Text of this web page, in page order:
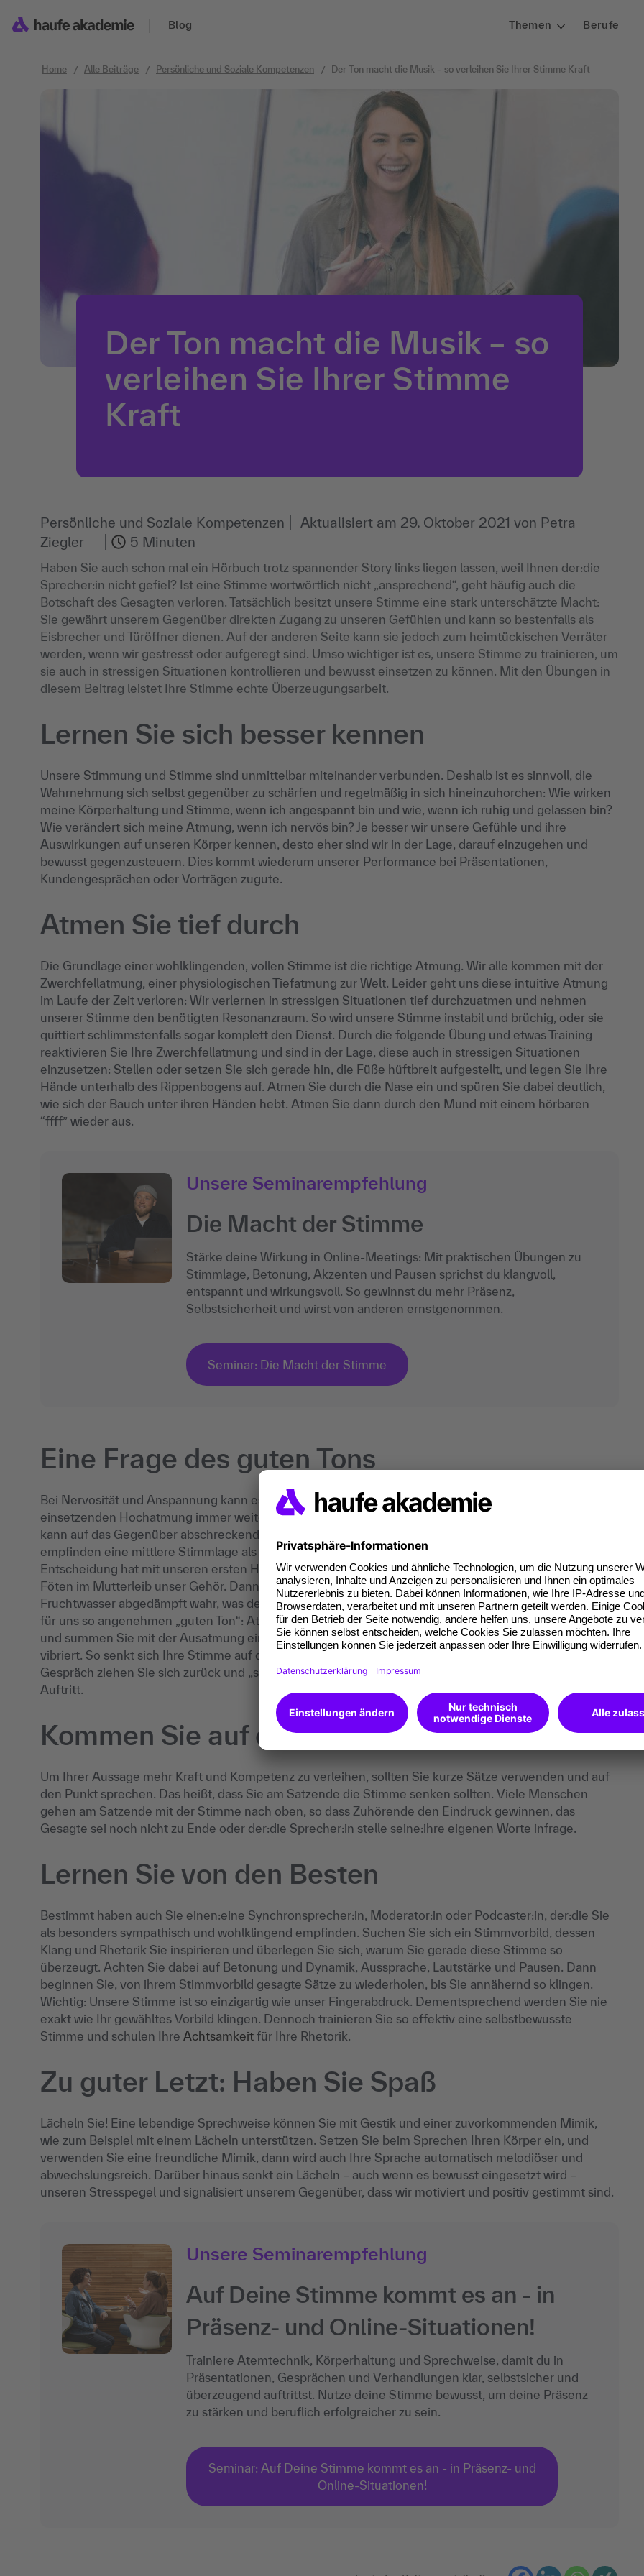
Blog
Themen Berufe
Home Alle Beiträge Persönliche und Soziale Kompetenzen Der Ton macht die Musik – so verleihen Sie Ihrer Stimme Kraft
Der Ton macht die Musik – so
verleihen Sie Ihrer Stimme
Kraft
Persönliche und Soziale Kompetenzen Aktualisiert am 29. Oktober 2021 von Petra
Ziegler
5 Minuten
Haben Sie auch schon mal ein Hörbuch trotz spannender Story links liegen lassen, weil Ihnen der:die
Sprecher:in nicht gefiel? Ist eine Stimme wortwörtlich nicht „ansprechend“, geht häufig auch die
Botschaft des Gesagten verloren. Tatsächlich besitzt unsere Stimme eine stark unterschätzte Macht:
Sie gewährt unserem Gegenüber direkten Zugang zu unseren Gefühlen und kann so bestenfalls als
Eisbrecher und Türöffner dienen. Auf der anderen Seite kann sie jedoch zum heimtückischen Verräter
werden, wenn wir gestresst oder aufgeregt sind. Umso wichtiger ist es, unsere Stimme zu trainieren, um
sie auch in stressigen Situationen kontrollieren und bewusst einsetzen zu können. Mit den Übungen in
diesem Beitrag leistet Ihre Stimme echte Überzeugungsarbeit.
Lernen Sie sich besser kennen
Unsere Stimmung und Stimme sind unmittelbar miteinander verbunden. Deshalb ist es sinnvoll, die
Wahrnehmung sich selbst gegenüber zu schärfen und regelmäßig in sich hineinzuhorchen: Wie wirken
meine Körperhaltung und Stimme, wenn ich angespannt bin und wie, wenn ich ruhig und gelassen bin?
Wie verändert sich meine Atmung, wenn ich nervös bin? Je besser wir unsere Gefühle und ihre
Auswirkungen auf unseren Körper kennen, desto eher sind wir in der Lage, darauf einzugehen und
bewusst gegenzusteuern. Dies kommt wiederum unserer Performance bei Präsentationen,
Kundengesprächen oder Vorträgen zugute.
Atmen Sie tief durch
Die Grundlage einer wohlklingenden, vollen Stimme ist die richtige Atmung. Wir alle kommen mit der
Zwerchfellatmung, einer physiologischen Tiefatmung zur Welt. Leider geht uns diese intuitive Atmung
im Laufe der Zeit verloren: Wir verlernen in stressigen Situationen tief durchzuatmen und nehmen
unserer Stimme den benötigten Resonanzraum. So wird unsere Stimme instabil und brüchig, oder sie
quittiert schlimmstenfalls sogar komplett den Dienst. Durch die folgende Übung und etwas Training
reaktivieren Sie Ihre Zwerchfellatmung und sind in der Lage, diese auch in stressigen Situationen
einzusetzen: Stellen oder setzen Sie sich gerade hin, die Füße hüftbreit aufgestellt, und legen Sie Ihre
Hände unterhalb des Rippenbogens auf. Atmen Sie durch die Nase ein und spüren Sie dabei deutlich,
wie sich der Bauch unter ihren Händen hebt. Atmen Sie dann durch den Mund mit einem hörbaren
“ffff” wieder aus.
Unsere Seminarempfehlung
Die Macht der Stimme
Stärke deine Wirkung in Online‑Meetings: Mit praktischen Übungen zu
Stimmlage, Betonung, Akzenten und Pausen sprichst du klangvoll,
entspannt und wirkungsvoll. So gewinnst du mehr Präsenz,
Selbstsicherheit und wirst von anderen ernstgenommen.
Seminar: Die Macht der Stimme
Eine Frage des guten Tons
Bei Nervosität und Anspannung kann es passieren, dass bei ihnen die Stimme aufgrund der
einsetzenden Hochatmung immer weiter nach oben geht und sich womöglich sogar überschlägt. Das
kann auf das Gegenüber abschreckend und inkompetent wirken, denn die meisten Menschen
empfinden eine mittlere Stimmlage als angenehm – und damit auch als kompetent. Diese
Entscheidung hat mit unseren ersten Hörerfahrungen zu tun. Bereits mit ca. 58 Tagen entwickeln wir als
Föten im Mutterleib unser Gehör. Dann nehmen wir die Sprache unserer Umgebung durch das
Fruchtwasser abgedämpft wahr, was der mittleren Stimmlage entspricht. Und so produzieren Sie diesen
für uns so angenehmen „guten Ton“: Atmen Sie mit der zuvor beschriebenen Zwerchfellatmung tief ein
und summen Sie mit der Ausatmung ein zustimmendes „Hmmm“, bis dieser Ton in Ihrem Schädel
vibriert. So senkt sich Ihre Stimme auf die mittlere Frequenz ein. Vor dem nächsten beruflichen
Gespräch ziehen Sie sich zurück und „summen“ sich ein. Das Ergebnis: Ein wohlklingender, starker
Auftritt.
Kommen Sie auf den Punkt
Um Ihrer Aussage mehr Kraft und Kompetenz zu verleihen, sollten Sie kurze Sätze verwenden und auf
den Punkt sprechen. Das heißt, dass Sie am Satzende die Stimme senken sollten. Viele Menschen
gehen am Satzende mit der Stimme nach oben, so dass Zuhörende den Eindruck gewinnen, das
Gesagte sei noch nicht zu Ende oder der:die Sprecher:in stelle seine:ihre eigenen Worte infrage.
Lernen Sie von den Besten
Bestimmt haben auch Sie einen:eine Synchronsprecher:in, Moderator:in oder Podcaster:in, der:die Sie
als besonders sympathisch und wohlklingend empfinden. Suchen Sie sich ein Stimmvorbild, dessen
Klang und Rhetorik Sie inspirieren und überlegen Sie sich, warum Sie gerade diese Stimme so
überzeugt. Achten Sie dabei auf Betonung und Dynamik, Aussprache, Lautstärke und Pausen. Dann
beginnen Sie, von ihrem Stimmvorbild gesagte Sätze zu wiederholen, bis Sie annähernd so klingen.
Wichtig: Unsere Stimme ist so einzigartig wie unser Fingerabdruck. Dementsprechend werden Sie nie
exakt wie Ihr gewähltes Vorbild klingen. Dennoch trainieren Sie so effektiv eine selbstbewusste
Stimme und schulen Ihre Achtsamkeit für Ihre Rhetorik.
Zu guter Letzt: Haben Sie Spaß
Lächeln Sie! Eine lebendige Sprechweise können Sie mit Gestik und einer zuvorkommenden Mimik,
wie zum Beispiel mit einem Lächeln unterstützen. Setzen Sie beim Sprechen Ihren Körper ein, und
verwenden Sie eine freundliche Mimik, dann wird auch Ihre Sprache automatisch melodiöser und
abwechslungsreich. Darüber hinaus senkt ein Lächeln – auch wenn es bewusst eingesetzt wird –
unseren Stresspegel und signalisiert unserem Gegenüber, dass wir motiviert und positiv gestimmt sind.
Unsere Seminarempfehlung
Auf Deine Stimme kommt es an - in
Präsenz- und Online-Situationen!
Trainiere Atemtechnik, Körperhaltung und Sprechweise, damit du in
Präsentationen, Gesprächen und Verhandlungen klar, selbstsicher und
überzeugend auftrittst. Nutze deine Stimme bewusst, um deine Präsenz
zu stärken und beruflich erfolgreicher zu sein.
Seminar: Auf Deine Stimme kommt es an - in Präsenz- und
Online-Situationen!